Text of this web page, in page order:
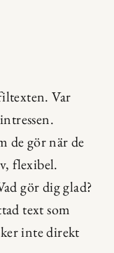
Var
de gör när de
flexibel.
gör dig glad?
text som
inte direkt